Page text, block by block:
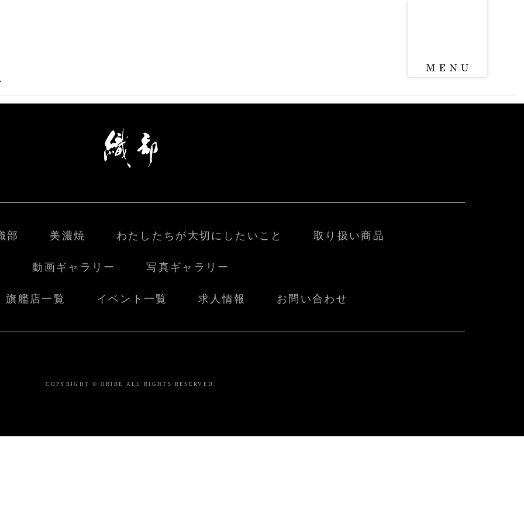
部 美濃焼 わたしたちが大切にしたいこと 取り扱い商品
動画ギャラリー 写真ギャラリー
旗艦店一覧 イベント一覧 求人情報 お問い合わせ
COPYRIGHT © ORIBE ALL RIGHTS RESERVED.